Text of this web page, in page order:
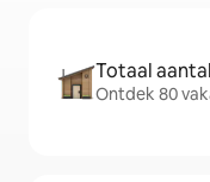
Totaal
Ontdek 80